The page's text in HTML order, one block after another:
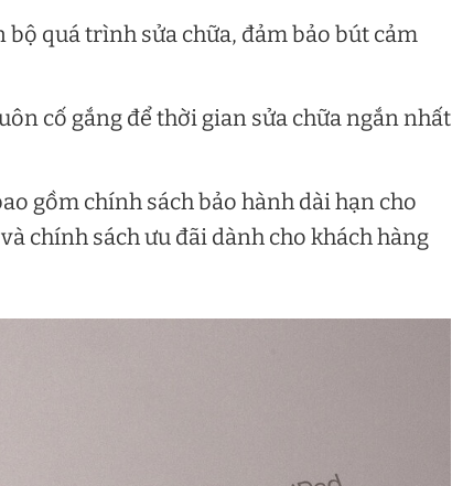
quá trình sửa chữa, đảm bảo bút cảm
cố gắng để thời gian sửa chữa ngắn nhất
gồm chính sách bảo hành dài hạn cho
chính sách ưu đãi dành cho khách hàng